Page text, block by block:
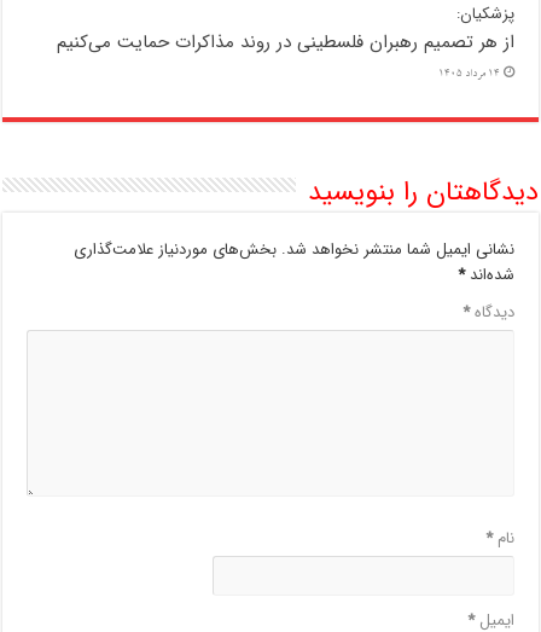
پزشکیان:
از هر تصمیم رهبران فلسطینی در روند مذاکرات حمایت می‌کنیم
14 مرداد 1405
دیدگاهتان را بنویسید
نشانی ایمیل شما منتشر نخواهد شد. بخش‌های موردنیاز علامت‌گذاری
شده‌اند*
دیدگاه*
نام*
ایمیل*